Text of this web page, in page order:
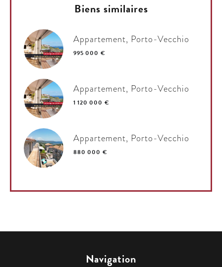
Biens similaires
Appartement, Porto-Vecchio
995 000 €
Appartement, Porto-Vecchio
1 120 000 €
Appartement, Porto-Vecchio
880 000 €
Navigation